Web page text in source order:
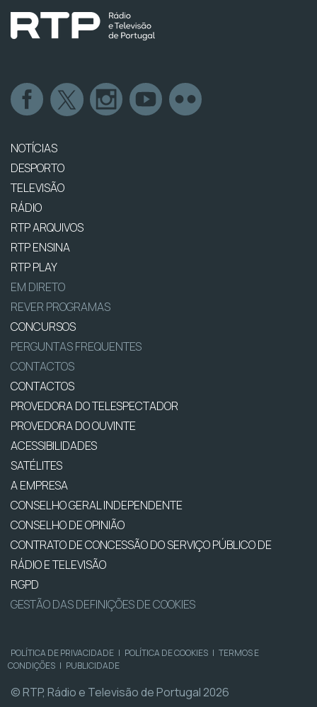
NOTÍCIAS
DESPORTO
TELEVISÃO
RÁDIO
RTP ARQUIVOS
RTP ENSINA
RTP PLAY
EM DIRETO
REVER PROGRAMAS
CONCURSOS
PERGUNTAS FREQUENTES
CONTACTOS
CONTACTOS
PROVEDORA DO TELESPECTADOR
PROVEDORA DO OUVINTE
ACESSIBILIDADES
SATÉLITES
A EMPRESA
CONSELHO GERAL INDEPENDENTE
CONSELHO DE OPINIÃO
CONTRATO DE CONCESSÃO DO SERVIÇO PÚBLICO DE
RÁDIO E TELEVISÃO
RGPD
GESTÃO DAS DEFINIÇÕES DE COOKIES
POLÍTICA DE PRIVACIDADE | POLÍTICA DE COOKIES | TERMOS E
CONDIÇÕES | PUBLICIDADE
© RTP, Rádio e Televisão de Portugal 2026